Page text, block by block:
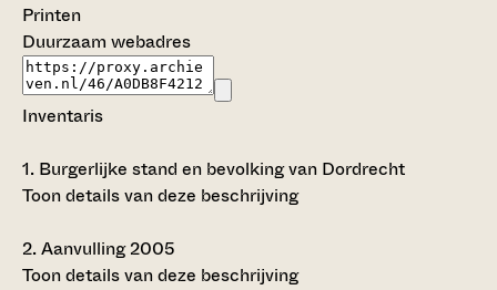
Printen
Duurzaam webadres
Inventaris
1. Burgerlijke stand en bevolking van Dordrecht
Toon details van deze beschrijving
2.Aanvulling 2005
Toon details van deze beschrijving